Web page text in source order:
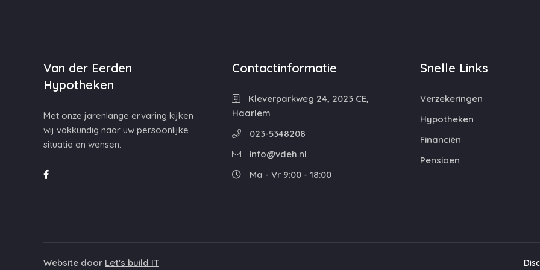
Van der Eerden
Hypotheken
Met onze jarenlange ervaring kijken
wij vakkundig naar uw persoonlijke
situatie en wensen.
Contactinformatie
Kleverparkweg 24, 2023 CE,
Haarlem
023-5348208
info@vdeh.nl
Ma - Vr 9:00 - 18:00
Snelle Links
Verzekeringen
Hypotheken
Financiën
Pensioen
Website door Let's build IT